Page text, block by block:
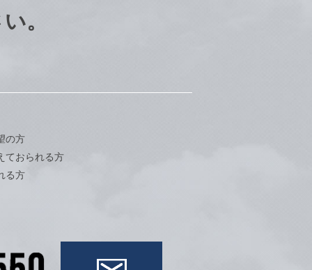
。
の方
ておられる方
る方